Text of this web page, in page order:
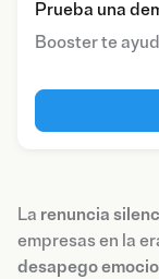
Prueba una
Booster te
La renuncia
empresas en la
desapego